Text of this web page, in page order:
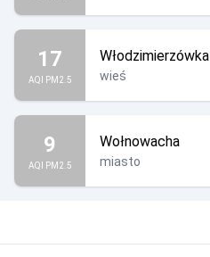
17
AQI PM2.5
Włodzimierzówka
wieś
9
AQI PM2.5
Wołnowacha
miasto